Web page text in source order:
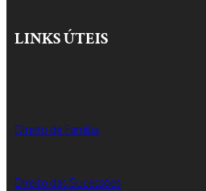
LINKS ÚTEIS
Direito de Família
Direito das Sucessões